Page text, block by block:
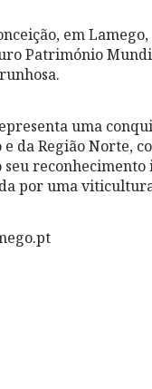
em
Património
uma
da Região Norte,
seu
por uma